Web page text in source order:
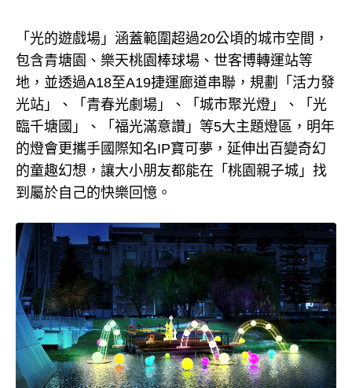
「光的遊戲場」涵蓋範圍超過20公頃的城市空間，
包含青塘園、樂天桃園棒球場、世客博轉運站等
地，並透過A18至A19捷運廊道串聯，規劃「活力發
光站」、「青春光劇場」、「城市聚光燈」、「光
臨千塘國」、「福光滿意讚」等5大主題燈區，明年
的燈會更攜手國際知名IP寶可夢，延伸出百變奇幻
的童趣幻想，讓大小朋友都能在「桃園親子城」找
到屬於自己的快樂回憶。